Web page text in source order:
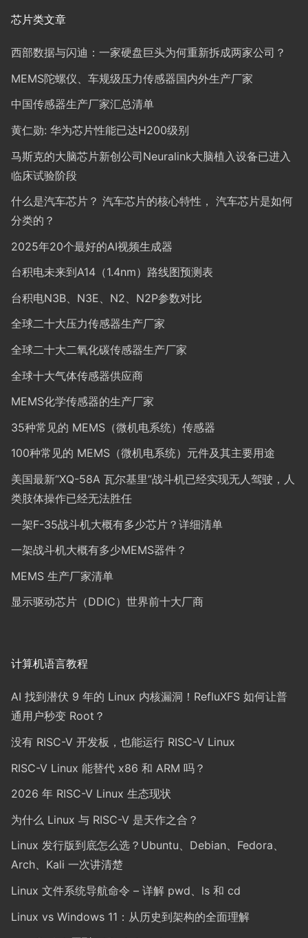
芯片类文章
西部数据与闪迪：一家硬盘巨头为何重新拆成两家公司？
MEMS陀螺仪、车规级压力传感器国内外生产厂家
中国传感器生产厂家汇总清单
黄仁勋: 华为芯片性能已达H200级别
马斯克的大脑芯片新创公司Neuralink大脑植入设备已进入
临床试验阶段
什么是汽车芯片？ 汽车芯片的核心特性， 汽车芯片是如何
分类的？
2025年20个最好的AI视频生成器
台积电未来到A14（1.4nm）路线图预测表
台积电N3B、N3E、N2、N2P参数对比
全球二十大压力传感器生产厂家
全球二十大二氧化碳传感器生产厂家
全球十大气体传感器供应商
MEMS化学传感器的生产厂家
35种常见的 MEMS（微机电系统）传感器
100种常见的 MEMS（微机电系统）元件及其主要用途
美国最新“XQ-58A 瓦尔基里”战斗机已经实现无人驾驶，人
类肢体操作已经无法胜任
一架F-35战斗机大概有多少芯片？详细清单
一架战斗机大概有多少MEMS器件？
MEMS 生产厂家清单
显示驱动芯片（DDIC）世界前十大厂商
计算机语言教程
AI 找到潜伏 9 年的 Linux 内核漏洞！RefluXFS 如何让普
通用户秒变 Root？
没有 RISC-V 开发板，也能运行 RISC-V Linux
RISC-V Linux 能替代 x86 和 ARM 吗？
2026 年 RISC-V Linux 生态现状
为什么 Linux 与 RISC-V 是天作之合？
Linux 发行版到底怎么选？Ubuntu、Debian、Fedora、
Arch、Kali 一次讲清楚
Linux 文件系统导航命令 – 详解 pwd、ls 和 cd
Linux vs Windows 11：从历史到架构的全面理解